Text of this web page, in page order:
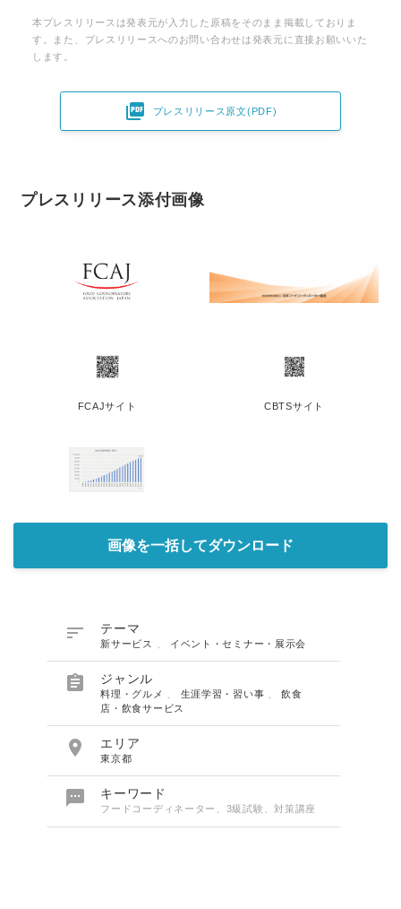
本プレスリリースは発表元が入力した原稿をそのまま掲載しておりま
す。また、プレスリリースへのお問い合わせは発表元に直接お願いいた
します。
 プレスリリース原文(PDF)
プレスリリース添付画像
FCAJサイト CBTSサイト
画像を一括してダウンロード
 テーマ
新サービス イベント・セミナー・展示会
 ジャンル
料理・グルメ 生涯学習・習い事 、飲食
店・飲食サービス
 エリア
東京都
 キーワード
フードコーディネーター、3級試験、対策講座